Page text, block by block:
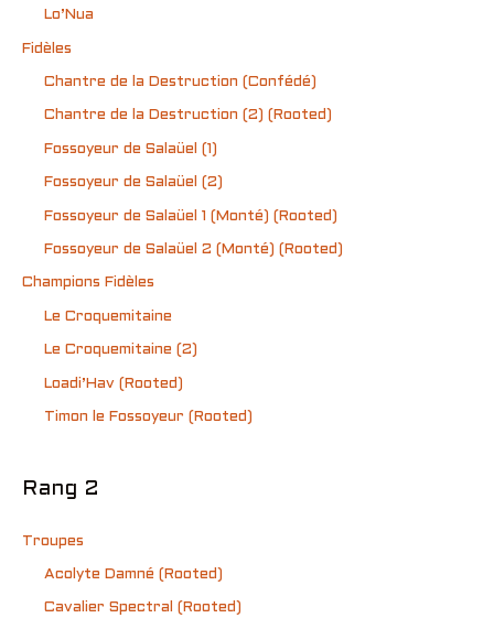
Lo’Nua
Fidèles
Chantre de la Destruction (Confédé)
Chantre de la Destruction (2) (Rooted)
Fossoyeur de Salaüel (1)
Fossoyeur de Salaüel (2)
Fossoyeur de Salaüel 1 (Monté) (Rooted)
Fossoyeur de Salaüel 2 (Monté) (Rooted)
Champions Fidèles
Le Croquemitaine
Le Croquemitaine (2)
Loadi’Hav (Rooted)
Timon le Fossoyeur (Rooted)
Rang 2
Troupes
Acolyte Damné (Rooted)
Cavalier Spectral (Rooted)